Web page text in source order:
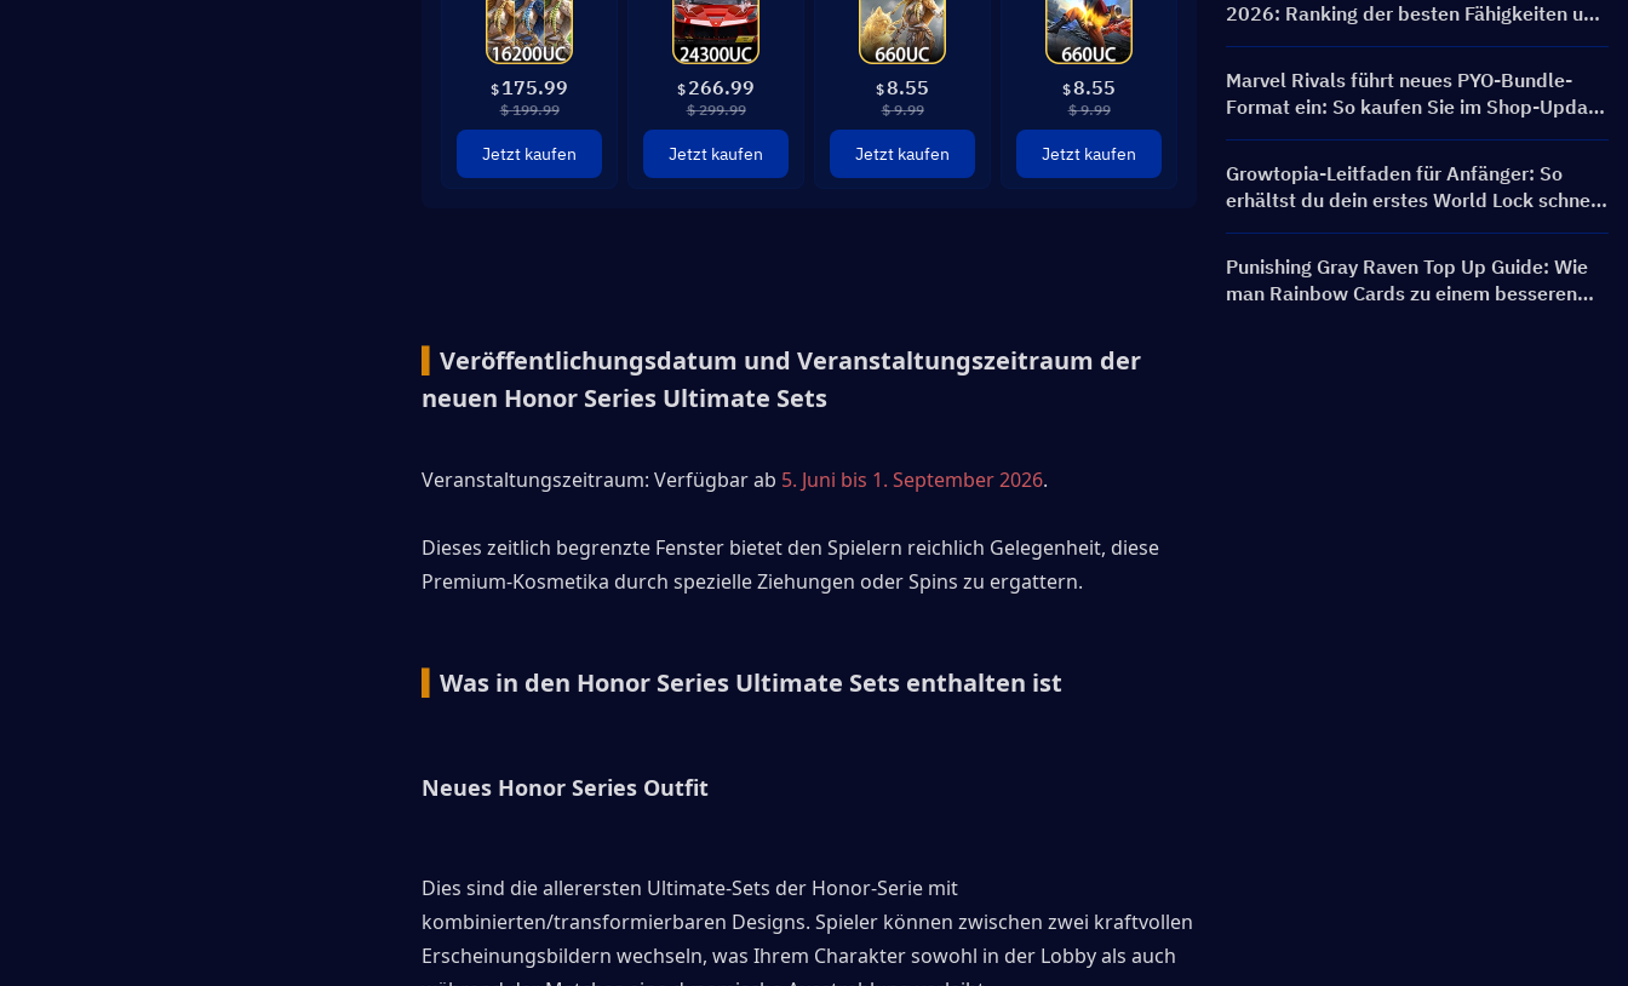
$ 175.99
$ 199.99
Jetzt kaufen
$ 266.99
$ 299.99
Jetzt kaufen
$8.55
$ 9.99
Jetzt kaufen
$8.55
$ 9.99
Jetzt kaufen
Veröffentlichungsdatum und Veranstaltungszeitraum der
neuen Honor Series Ultimate Sets
Veranstaltungszeitraum: Verfügbar ab 5. Juni bis 1. September 2026.
Dieses zeitlich begrenzte Fenster bietet den Spielern reichlich Gelegenheit, diese
Premium-Kosmetika durch spezielle Ziehungen oder Spins zu ergattern.
Was in den Honor Series Ultimate Sets enthalten ist
Neues Honor Series Outfit
Dies sind die allerersten Ultimate-Sets der Honor-Serie mit
kombinierten/transformierbaren Designs. Spieler können zwischen zwei kraftvollen
Erscheinungsbildern wechseln, was Ihrem Charakter sowohl in der Lobby als auch
2026: Ranking der besten Fähigkeiten und
Build-Leitfaden
Marvel Rivals führt neues PYO-Bundle-
Format ein: So kaufen Sie im Shop-Update
von Saison 9.5 cleverer ein
Growtopia-Leitfaden für Anfänger: So
erhältst du dein erstes World Lock schnell
und sicher
Punishing Gray Raven Top Up Guide: Wie
man Rainbow Cards zu einem besseren